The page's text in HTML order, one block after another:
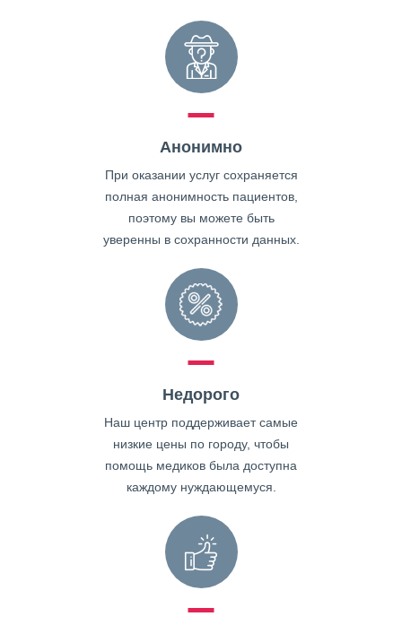
Анонимно
При оказании услуг сохраняется
полная анонимность пациентов,
поэтому вы можете быть
уверенны в сохранности данных.
Недорого
Наш центр поддерживает самые
низкие цены по городу, чтобы
помощь медиков была доступна
каждому нуждающемуся.